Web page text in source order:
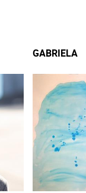
GABRIELA